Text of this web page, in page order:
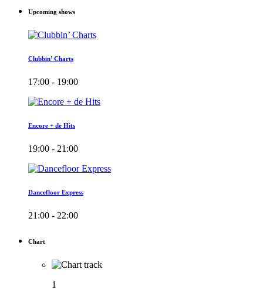
Upcoming shows
Clubbin’ Charts
17:00 - 19:00
Encore + de Hits
19:00 - 21:00
Dancefloor Express
21:00 - 22:00
Chart
1